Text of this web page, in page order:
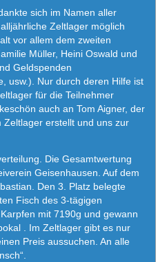
sich im Namen aller
Zeltlager möglich
vor allem dem zweiten
Müller, Heini Oswald und
Geldspenden
usw.). Nur durch deren Hilfe ist
für die Teilnehmer
auch an Tom Aigner, der
Zeltlager erstellt und uns zur
Die Gesamtwertung
Geisenhausen. Auf dem
Den 3. Platz belegte
Fisch des 3-tägigen
mit 7190g und gewann
. Im Zeltlager gibt es nur
Preis aussuchen. An alle